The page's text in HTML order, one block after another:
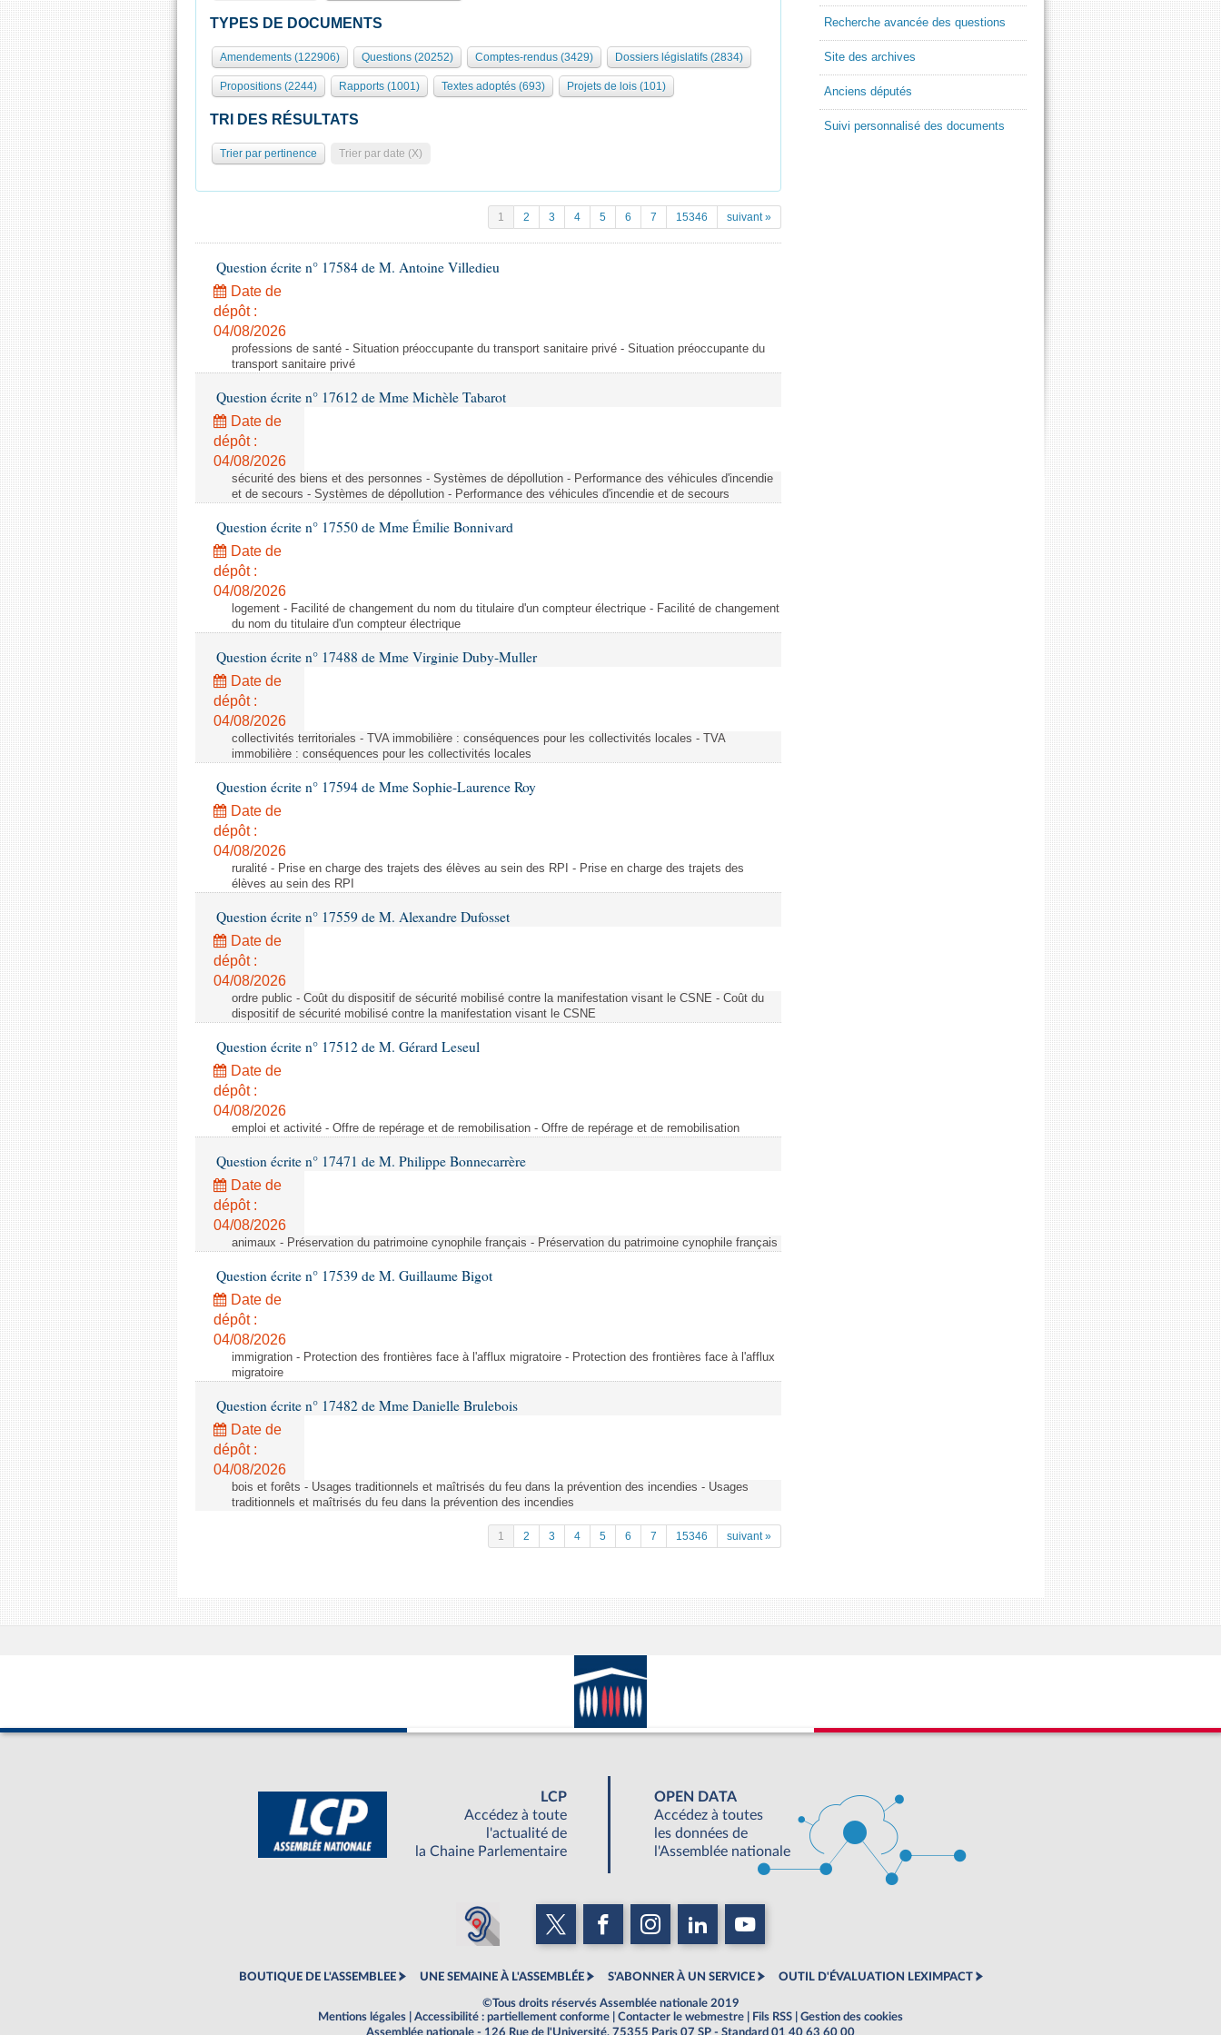
TYPES DE DOCUMENTS
Amendements (122906) Questions (20252) Comptes-rendus (3429) Dossiers législatifs (2834)
Propositions (2244) Rapports (1001) Textes adoptés (693) Projets de lois (101)
TRI DES RÉSULTATS
Trier par pertinence Trier par date (X)
1 2 3 4 5 6 7 15346 suivant »
Question écrite n° 17584 de M. Antoine Villedieu
Date de
dépôt :
04/08/2026
professions de santé - Situation préoccupante du transport sanitaire privé - Situation préoccupante du
transport sanitaire privé
Question écrite n° 17612 de Mme Michèle Tabarot
Date de
dépôt :
04/08/2026
sécurité des biens et des personnes - Systèmes de dépollution - Performance des véhicules d'incendie
et de secours - Systèmes de dépollution - Performance des véhicules d'incendie et de secours
Question écrite n° 17550 de Mme Émilie Bonnivard
Date de
dépôt :
04/08/2026
logement - Facilité de changement du nom du titulaire d'un compteur électrique - Facilité de changement
du nom du titulaire d'un compteur électrique
Question écrite n° 17488 de Mme Virginie Duby-Muller
Date de
dépôt :
04/08/2026
collectivités territoriales - TVA immobilière : conséquences pour les collectivités locales - TVA
immobilière : conséquences pour les collectivités locales
Question écrite n° 17594 de Mme Sophie-Laurence Roy
Date de
dépôt :
04/08/2026
ruralité - Prise en charge des trajets des élèves au sein des RPI - Prise en charge des trajets des
élèves au sein des RPI
Question écrite n° 17559 de M. Alexandre Dufosset
Date de
dépôt :
04/08/2026
ordre public - Coût du dispositif de sécurité mobilisé contre la manifestation visant le CSNE - Coût du
dispositif de sécurité mobilisé contre la manifestation visant le CSNE
Question écrite n° 17512 de M. Gérard Leseul
Date de
dépôt :
04/08/2026
emploi et activité - Offre de repérage et de remobilisation - Offre de repérage et de remobilisation
Question écrite n° 17471 de M. Philippe Bonnecarrère
Date de
dépôt :
04/08/2026
animaux - Préservation du patrimoine cynophile français - Préservation du patrimoine cynophile français
Question écrite n° 17539 de M. Guillaume Bigot
Date de
dépôt :
04/08/2026
immigration - Protection des frontières face à l'afflux migratoire - Protection des frontières face à l'afflux
migratoire
Question écrite n° 17482 de Mme Danielle Brulebois
Date de
dépôt :
04/08/2026
bois et forêts - Usages traditionnels et maîtrisés du feu dans la prévention des incendies - Usages
traditionnels et maîtrisés du feu dans la prévention des incendies
1 2 3 4 5 6 7 15346 suivant »
Recherche avancée des questions
Site des archives
Anciens députés
Suivi personnalisé des documents
LCP
Accédez à toute
l'actualité de
la Chaine Parlementaire
OPEN DATA
Accédez à toutes
les données de
l'Assemblée nationale
BOUTIQUE DE L'ASSEMBLEE UNE SEMAINE À L'ASSEMBLÉE S'ABONNER À UN SERVICE OUTIL D'ÉVALUATION LEXIMPACT
©Tous droits réservés Assemblée nationale 2019
Mentions légales
Accessibilité : partiellement conforme Contacter le webmestre Fils RSS
Gestion des cookies
Assemblée nationale - 126 Rue de l'Université, 75355 Paris 07 SP - Standard 01 40 63 60 00